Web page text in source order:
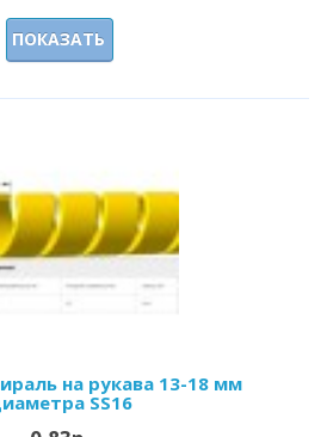
ПОКАЗАТЬ
на рукава 13-18 мм
SS16